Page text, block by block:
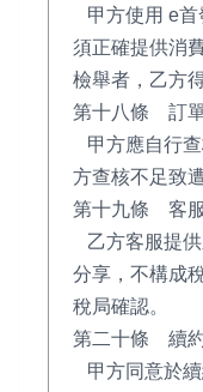
甲方使用 e首
須正確提供消
檢舉者，乙方
第十八條 訂
甲方應自行
方查核不足致
第十九條 客
乙方客服提
分享，不構成
稅局確認。
第二十條 續
甲方同意於